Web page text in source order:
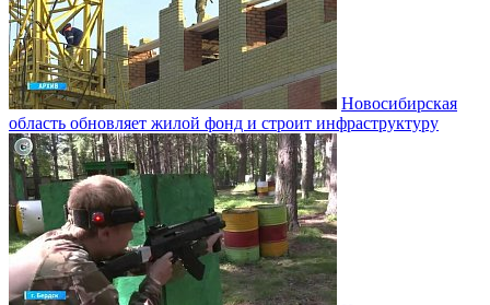
Новосибирская
область обновляет жилой фонд и строит инфраструктуру